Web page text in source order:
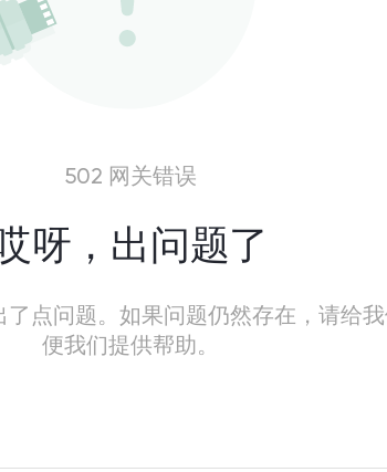
502 网关错误
呀，出问题了
了点问题。如果问题仍然存在，请给
便我们提供帮助。